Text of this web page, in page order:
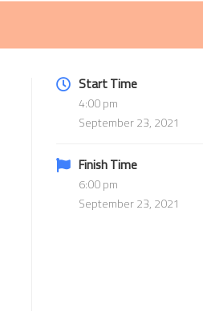
Start Time
4:00 pm
September 23, 2021
Finish Time
6:00 pm
September 23, 2021